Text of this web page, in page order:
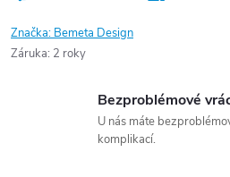
Značka: Bemeta Design
Záruka: 2 roky
Bezproblémové
U nás máte
komplikací.